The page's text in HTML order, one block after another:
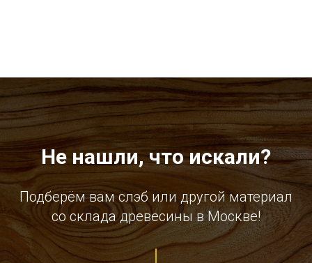
Не нашли, что искали?
Подберём вам слэб или другой материал
со склада древесины в Москве!